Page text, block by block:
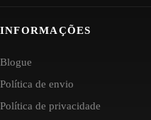
INFORMAÇÕES
Blogue
Política de envio
Política de privacidade